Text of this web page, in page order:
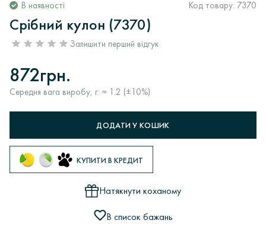
В наявності Код товару: 7370
Срібний кулон (7370)
Залишити перший відгук
872грн.
Середня вага виробу, г: ≈ 1.2 (±10%)
ДОДАТИ У КОШИК
КУПИТИ В КРЕДИТ
Натякнути коханому
В список бажань